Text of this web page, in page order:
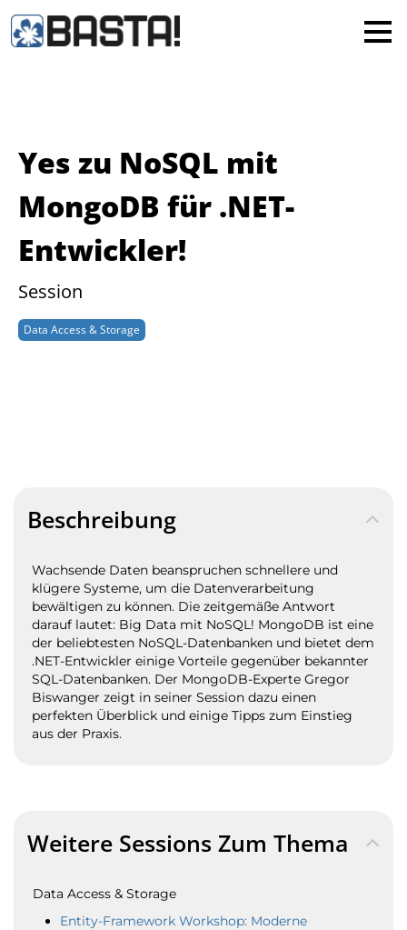
Yes zu NoSQL mit
MongoDB für .NET-
Entwickler!
Session
Data Access & Storage
Beschreibung
Wachsende Daten beanspruchen schnellere und
klügere Systeme, um die Datenverarbeitung
bewältigen zu können. Die zeitgemäße Antwort
darauf lautet: Big Data mit NoSQL! MongoDB ist eine
der beliebtesten NoSQL-Datenbanken und bietet dem
.NET-Entwickler einige Vorteile gegenüber bekannter
SQL-Datenbanken. Der MongoDB-Experte Gregor
Biswanger zeigt in seiner Session dazu einen
perfekten Überblick und einige Tipps zum Einstieg
aus der Praxis.
Weitere Sessions Zum Thema
Data Access & Storage
Entity-Framework Workshop: Moderne
MAINZ
Alle